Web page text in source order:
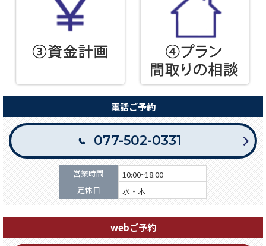
電話ご予約
077-502-0331
営業時間
10:00~18:00
定休日
水・木
webご予約